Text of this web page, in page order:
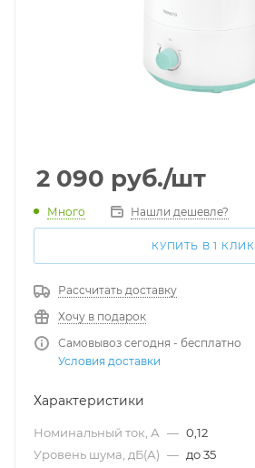
2 090 руб./шт
Много Нашли дешевле?
КУПИТЬ В 1 КЛИК
Рассчитать доставку
Хочу в подарок
Самовывоз сегодня - бесплатно
Условия доставки
Характеристики
Номинальный ток, А — 0,12
Уровень шума, дБ(А) — до 35